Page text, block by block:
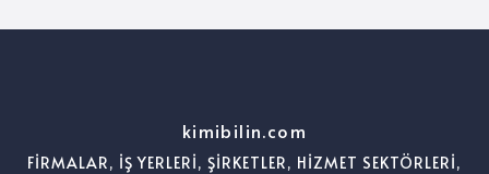
kimibilin.com
FİRMALAR, İŞ YERLERİ, ŞİRKETLER, HİZMET SEKTÖRLERİ,